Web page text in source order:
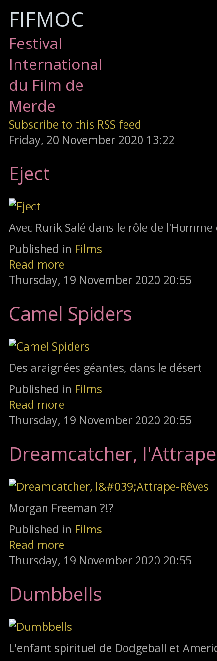
FIFMOC
Festival
International
du Film de
Merde
Subscribe to this RSS feed
Friday, 20 November 2020 13:22
Eject
Avec Rurik Salé dans le rôle de l'Homme
Published in Films
Read more
Thursday, 19 November 2020 20:55
Camel Spiders
Des araignées géantes, dans le désert
Published in Films
Read more
Thursday, 19 November 2020 20:55
Dreamcatcher,
Morgan Freeman ?!?
Published in Films
Read more
Thursday, 19 November 2020 20:55
Dumbbells
L'enfant spirituel de Dodgeball et